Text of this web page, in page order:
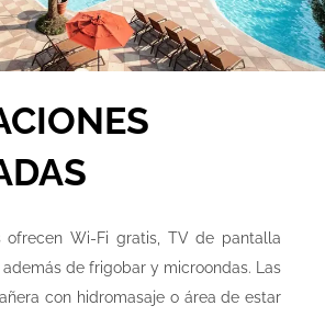
ofrecen Wi-Fi gratis, TV de pantalla
de frigobar y microondas. Las
con hidromasaje o área de estar